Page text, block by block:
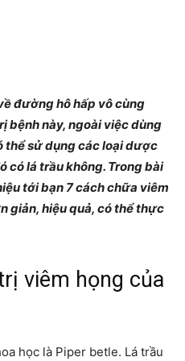
đường hô hấp vô cùng
bệnh này, ngoài việc dùng
thể sử dụng các loại dược
có lá trầu không. Trong bài
tới bạn 7 cách chữa viêm
giản, hiệu quả, có thể thực
viêm họng của
học là Piper betle. Lá trầu